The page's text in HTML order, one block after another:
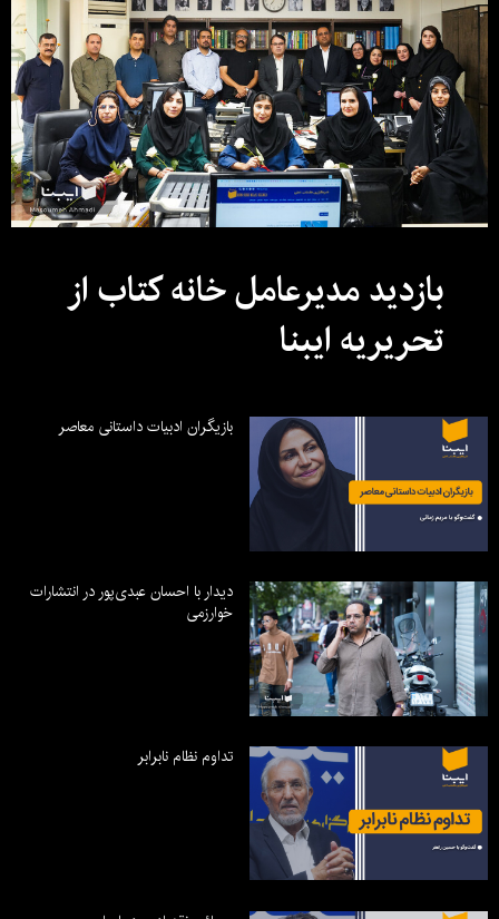
بازدید مدیرعامل خانه کتاب از
تحریریه ایبنا
بازیگران ادبیات داستانی معاصر
دیدار با احسان عبدی‌پور در انتشارات
خوارزمی
تداوم نظام نابرابر